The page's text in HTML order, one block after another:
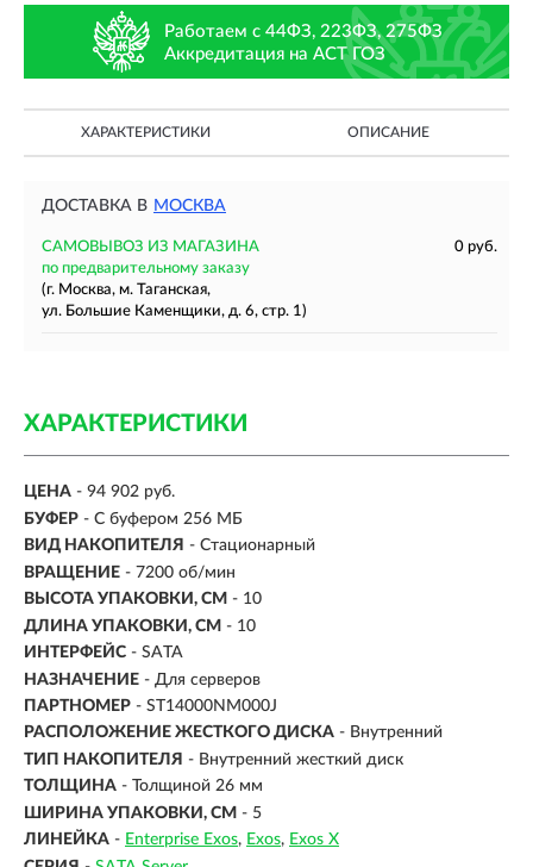
Работаем с 44ФЗ, 223ФЗ, 275ФЗ
Аккредитация на АСТ ГОЗ
ХАРАКТЕРИСТИКИ ОПИСАНИЕ
ДОСТАВКА В МОСКВА
САМОВЫВОЗ ИЗ МАГАЗИНА
0 руб.
по предварительному заказу
(г. Москва, м. Таганская,
ул. Большие Каменщики, д. 6, стр. 1)
ХАРАКТЕРИСТИКИ
ЦЕНА - 94 902 руб.
БУФЕР - С буфером 256 МБ
ВИД НАКОПИТЕЛЯ - Стационарный
ВРАЩЕНИЕ - 7200 об/мин
ВЫСОТА УПАКОВКИ, СМ - 10
ДЛИНА УПАКОВКИ, СМ - 10
ИНТЕРФЕЙС - SATA
НАЗНАЧЕНИЕ - Для серверов
ПАРТНОМЕР - ST14000NM000J
РАСПОЛОЖЕНИЕ ЖЕСТКОГО ДИСКА - Внутренний
ТИП НАКОПИТЕЛЯ - Внутренний жесткий диск
ТОЛЩИНА - Толщиной 26 мм
ШИРИНА УПАКОВКИ, СМ - 5
ЛИНЕЙКА - Enterprise Exos Exos
Exos X